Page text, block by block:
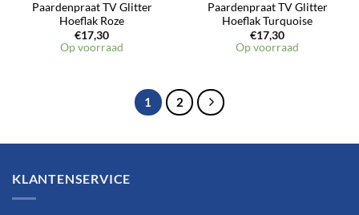
Paardenpraat TV Glitter
Hoeflak Roze
€17,30
Op voorraad
Paardenpraat TV Glitter
Hoeflak Turquoise
€17,30
Op voorraad
1 2
KLANTENSERVICE